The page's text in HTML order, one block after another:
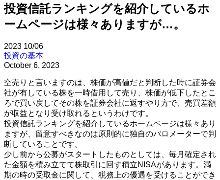
投資信託ランキングを紹介しているホ
ームページは様々ありますが…。
2023 10/06
投資の基本
October 6, 2023
空売りと言いますのは、株価が高値だと判断した時に証券会
社が有している株を一時借用して売り、株価が低下したとこ
ろで買い戻してその株を証券会社に返すやり方で、売買差額
が収益となり受け取れるというわけです。
投資信託ランキングを紹介しているホームページは様々あり
ますが、留意すべきなのは原則的に独自のバロメーターで判
断していることです。
少し前から公募がスタートしたものとしては、毎月確定され
た金額を積み立てて株取引に回す積立NISAがあります。満
期の時の受取金に関して、税務上の優遇を受けることができ